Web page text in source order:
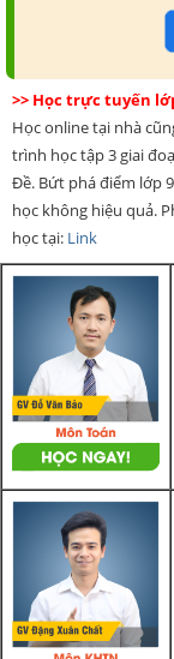
>> Học trực tuyến
Học online tại nhà
trình học tập 3 giai
Đề. Bứt phá điểm lớp
học không hiệu quả.
học tại: Link